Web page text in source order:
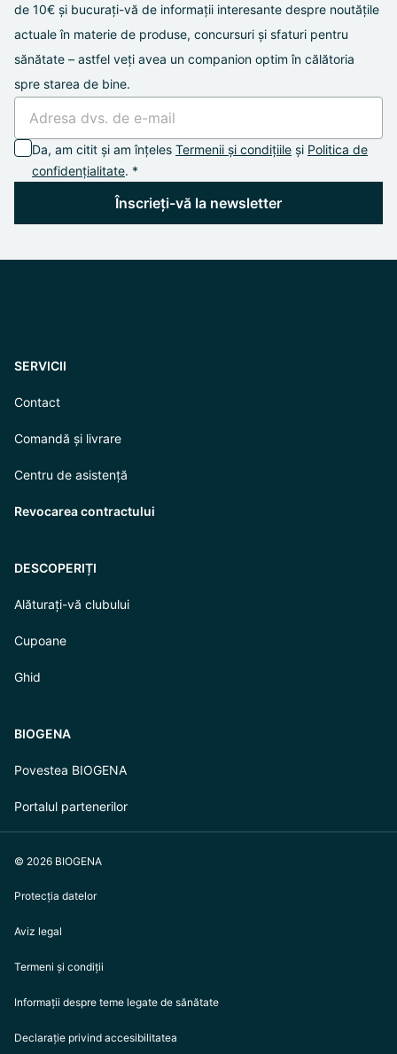
de 10€ și bucurați-vă de informații interesante despre noutățile
actuale în materie de produse, concursuri și sfaturi pentru
sănătate – astfel veți avea un companion optim în călătoria
spre starea de bine.
Da, am citit și am înțeles Termenii și condițiile și Politica de
confidențialitate. *
Înscrieți-vă la newsletter
SERVICII
Contact
Comandă și livrare
Centru de asistență
Revocarea contractului
DESCOPERIȚI
Alăturați-vă clubului
Cupoane
Ghid
BIOGENA
Povestea BIOGENA
Portalul partenerilor
© 2026 BIOGENA
Protecția datelor
Aviz legal
Termeni și condiții
Informații despre teme legate de sănătate
Declarație privind accesibilitatea